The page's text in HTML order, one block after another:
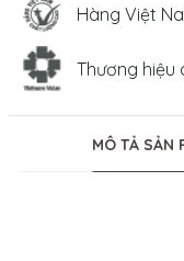
Hàng Việt
Thương hiệu
MÔ TẢ SẢN